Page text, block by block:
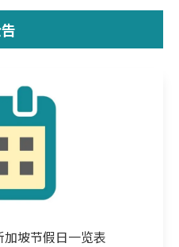
加坡节假日一览表